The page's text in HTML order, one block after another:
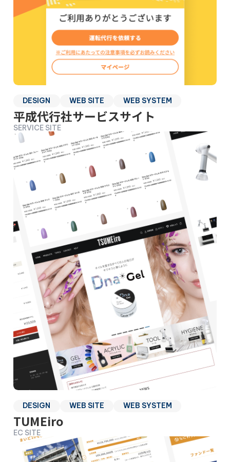
DESIGN WEB SITE WEB SYSTEM
平成代行社サービスサイト
SERVICE SITE
DESIGN WEB SITE WEB SYSTEM
TUMEiro
EC SITE